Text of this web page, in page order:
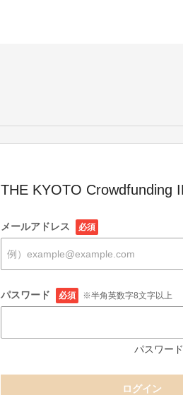
THE KYOTO Crowdfunding
メールアドレス 必須
パスワード 必須 ※半角英数字8文字以上
パスワー
ログイン